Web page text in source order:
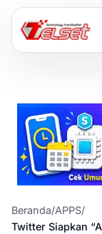
Beranda/APPS/
Twitter Siapkan